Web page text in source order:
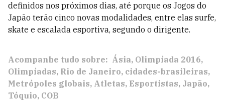
definidos nos próximos dias, até porque os Jogos do
Japão terão cinco novas modalidades, entre elas surfe,
skate e escalada esportiva, segundo o dirigente.
Acompanhe tudo sobre: Ásia Olimpíada 2016
Olimpíadas Rio de Janeiro cidades-brasileiras
Metrópoles globais Atletas Esportistas Japão
Tóquio COB